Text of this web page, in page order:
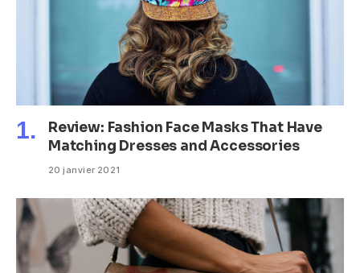
Review: Fashion Face Masks That Have
Matching Dresses and Accessories
20 janvier 2021